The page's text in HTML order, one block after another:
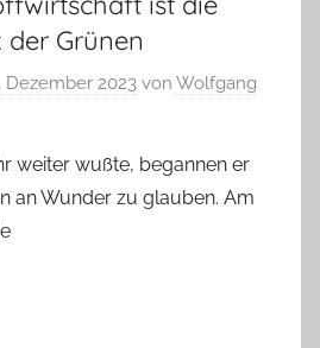
Grünen
Dezember 2023 von Wolfgang
weiter wußte, begannen er
an Wunder zu glauben. Am